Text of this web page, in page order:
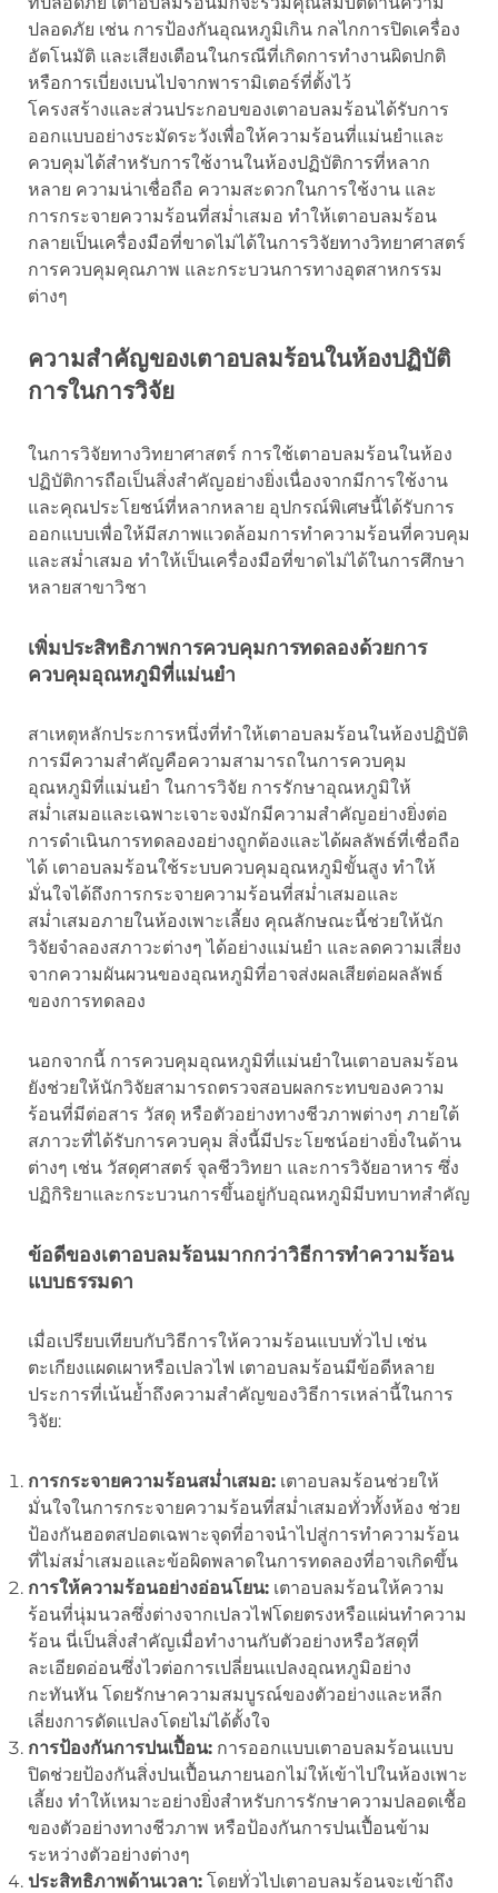
ปลอดภัย เช่น การป้องกันอุณหภูมิเกิน กลไกการปิดเครื่อง
อัตโนมัติ และเสียงเตือนในกรณีที่เกิดการทำงานผิดปกติ
หรือการเบี่ยงเบนไปจากพารามิเตอร์ที่ตั้งไว้
โครงสร้างและส่วนประกอบของเตาอบลมร้อนได้รับการ
ออกแบบอย่างระมัดระวังเพื่อให้ความร้อนที่แม่นยำและ
ควบคุมได้สำหรับการใช้งานในห้องปฏิบัติการที่หลาก
หลาย ความน่าเชื่อถือ ความสะดวกในการใช้งาน และ
การกระจายความร้อนที่สม่ำเสมอ ทำให้เตาอบลมร้อน
กลายเป็นเครื่องมือที่ขาดไม่ได้ในการวิจัยทางวิทยาศาสตร์
การควบคุมคุณภาพ และกระบวนการทางอุตสาหกรรม
ต่างๆ
ความสำคัญของเตาอบลมร้อนในห้องปฏิบัติ
การในการวิจัย
ในการวิจัยทางวิทยาศาสตร์ การใช้เตาอบลมร้อนในห้อง
ปฏิบัติการถือเป็นสิ่งสำคัญอย่างยิ่งเนื่องจากมีการใช้งาน
และคุณประโยชน์ที่หลากหลาย อุปกรณ์พิเศษนี้ได้รับการ
ออกแบบเพื่อให้มีสภาพแวดล้อมการทำความร้อนที่ควบคุม
และสม่ำเสมอ ทำให้เป็นเครื่องมือที่ขาดไม่ได้ในการศึกษา
หลายสาขาวิชา
เพิ่มประสิทธิภาพการควบคุมการทดลองด้วยการ
ควบคุมอุณหภูมิที่แม่นยำ
สาเหตุหลักประการหนึ่งที่ทำให้เตาอบลมร้อนในห้องปฏิบัติ
การมีความสำคัญคือความสามารถในการควบคุม
อุณหภูมิที่แม่นยำ ในการวิจัย การรักษาอุณหภูมิให้
สม่ำเสมอและเฉพาะเจาะจงมักมีความสำคัญอย่างยิ่งต่อ
การดำเนินการทดลองอย่างถูกต้องและได้ผลลัพธ์ที่เชื่อถือ
ได้ เตาอบลมร้อนใช้ระบบควบคุมอุณหภูมิขั้นสูง ทำให้
มั่นใจได้ถึงการกระจายความร้อนที่สม่ำเสมอและ
สม่ำเสมอภายในห้องเพาะเลี้ยง คุณลักษณะนี้ช่วยให้นัก
วิจัยจำลองสภาวะต่างๆ ได้อย่างแม่นยำ และลดความเสี่ยง
จากความผันผวนของอุณหภูมิที่อาจส่งผลเสียต่อผลลัพธ์
ของการทดลอง
นอกจากนี้ การควบคุมอุณหภูมิที่แม่นยำในเตาอบลมร้อน
ยังช่วยให้นักวิจัยสามารถตรวจสอบผลกระทบของความ
ร้อนที่มีต่อสาร วัสดุ หรือตัวอย่างทางชีวภาพต่างๆ ภายใต้
สภาวะที่ได้รับการควบคุม สิ่งนี้มีประโยชน์อย่างยิ่งในด้าน
ต่างๆ เช่น วัสดุศาสตร์ จุลชีววิทยา และการวิจัยอาหาร ซึ่ง
ปฏิกิริยาและกระบวนการขึ้นอยู่กับอุณหภูมิมีบทบาทสำคัญ
ข้อดีของเตาอบลมร้อนมากกว่าวิธีการทำความร้อน
แบบธรรมดา
เมื่อเปรียบเทียบกับวิธีการให้ความร้อนแบบทั่วไป เช่น
ตะเกียงแผดเผาหรือเปลวไฟ เตาอบลมร้อนมีข้อดีหลาย
ประการที่เน้นย้ำถึงความสำคัญของวิธีการเหล่านี้ในการ
วิจัย:
การกระจายความร้อนสม่ำเสมอ: เตาอบลมร้อนช่วยให้
มั่นใจในการกระจายความร้อนที่สม่ำเสมอทั่วทั้งห้อง ช่วย
ป้องกันฮอตสปอตเฉพาะจุดที่อาจนำไปสู่การทำความร้อน
ที่ไม่สม่ำเสมอและข้อผิดพลาดในการทดลองที่อาจเกิดขึ้น
การให้ความร้อนอย่างอ่อนโยน: เตาอบลมร้อนให้ความ
ร้อนที่นุ่มนวลซึ่งต่างจากเปลวไฟโดยตรงหรือแผ่นทำความ
ร้อน นี่เป็นสิ่งสำคัญเมื่อทำงานกับตัวอย่างหรือวัสดุที่
ละเอียดอ่อนซึ่งไวต่อการเปลี่ยนแปลงอุณหภูมิอย่าง
กะทันหัน โดยรักษาความสมบูรณ์ของตัวอย่างและหลีก
เลี่ยงการดัดแปลงโดยไม่ได้ตั้งใจ
การป้องกันการปนเปื้อน: การออกแบบเตาอบลมร้อนแบบ
ปิดช่วยป้องกันสิ่งปนเปื้อนภายนอกไม่ให้เข้าไปในห้องเพาะ
เลี้ยง ทำให้เหมาะอย่างยิ่งสำหรับการรักษาความปลอดเชื้อ
ของตัวอย่างทางชีวภาพ หรือป้องกันการปนเปื้อนข้าม
ระหว่างตัวอย่างต่างๆ
ประสิทธิภาพด้านเวลา: โดยทั่วไปเตาอบลมร้อนจะเข้าถึง